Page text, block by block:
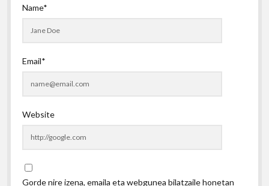
Name*
Email*
Website
Gorde nire izena, emaila eta webgunea bilatzaile honetan